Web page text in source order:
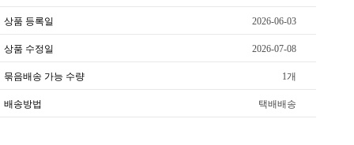
상품 등록일 2026-06-03
상품 수정일 2026-07-08
묶음배송 가능 수량 1개
배송방법 택배배송